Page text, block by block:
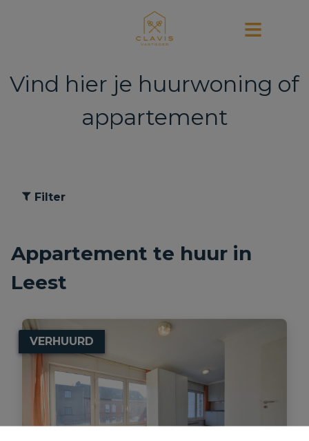
Vind hier je huurwoning of
appartement
Filter
Appartement te huur in
Leest
VERHUURD